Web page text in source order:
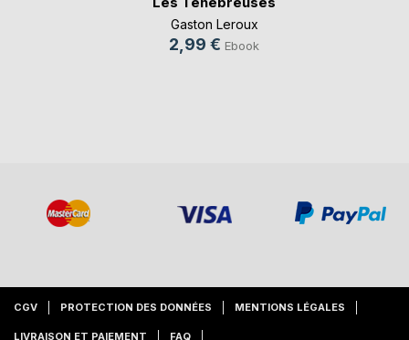
Gaston Leroux
2,99 € Ebook
CGV PROTECTION DES DONNÉES MENTIONS LÉGALES
LIVRAISON ET PAIEMENT FAQ